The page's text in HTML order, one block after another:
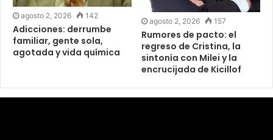
agosto 2, 2026 142
Adicciones: derrumbe
familiar, gente sola,
agotada y vida química
agosto 2, 2026 157
Rumores de pacto: el
regreso de Cristina, la
sintonía con Milei y la
encrucijada de Kicillof